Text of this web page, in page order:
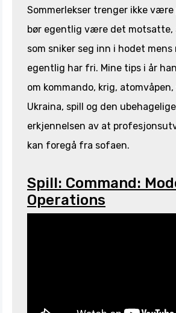
Sommerlekser trenger ikke være
bør egentlig være det motsatte,
som sniker seg inn i hodet mens
egentlig har fri. Mine tips i år
om kommando, krig,
Ukraina, spill og den ubehagelige
erkjennelsen av at
kan foregå fra sofaen.
Spill: Command:
Operations